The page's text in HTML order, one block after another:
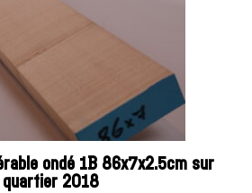
ondé 1B 86x7x2.5cm sur
quartier 2018